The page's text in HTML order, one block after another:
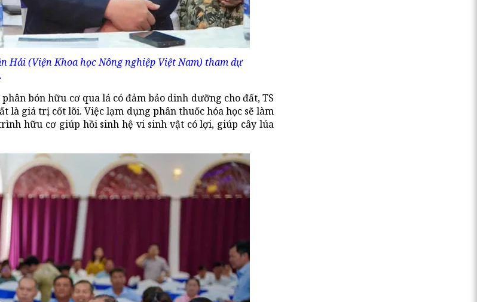
Hải (Viện Khoa học Nông nghiệp Việt Nam) tham dự
bón hữu cơ qua lá có đảm bảo dinh dưỡng cho đất, TS
là giá trị cốt lõi. Việc lạm dụng phân thuốc hóa học sẽ làm
hữu cơ giúp hồi sinh hệ vi sinh vật có lợi, giúp cây lúa